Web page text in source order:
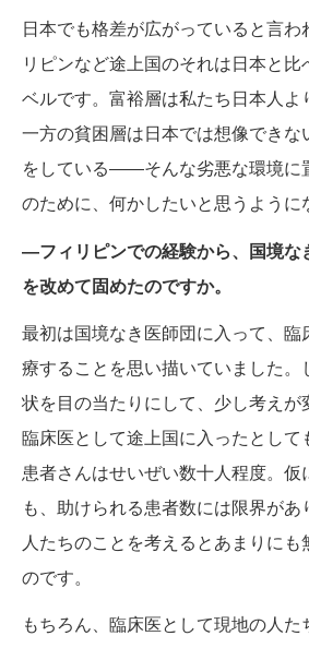
日本でも格差が広がっていると言わ
リピンなど途上国のそれは日本と比
ベルです。富裕層は私たち日本人よ
一方の貧困層は日本では想像できな
をしている――そんな劣悪な環境に
のために、何かしたいと思うように
―フィリピンでの経験から、国境な
を改めて固めたのですか。
最初は国境なき医師団に入って、臨
療することを思い描いていました。
状を目の当たりにして、少し考えが
臨床医として途上国に入ったとして
患者さんはせいぜい数十人程度。仮
も、助けられる患者数には限界が
人たちのことを考えるとあまりにも
のです。
もちろん、臨床医として現地の人た